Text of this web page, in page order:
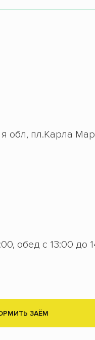
обл, пл.Карла
обед с 13:00 до
ЗАЁМ